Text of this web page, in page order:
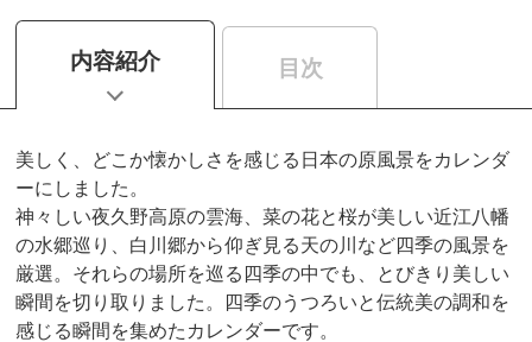
内容紹介 目次
美しく、どこか懐かしさを感じる日本の原風景をカレンダ
ーにしました。
神々しい夜久野高原の雲海、菜の花と桜が美しい近江八幡
の水郷巡り、白川郷から仰ぎ見る天の川など四季の風景を
厳選。それらの場所を巡る四季の中でも、とびきり美しい
瞬間を切り取りました。四季のうつろいと伝統美の調和を
感じる瞬間を集めたカレンダーです。